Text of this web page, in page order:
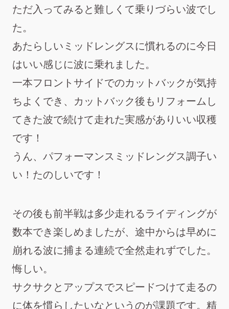
ただ入ってみると難しくて乗りづらい波でし
た。
あたらしいミッドレングスに慣れるのに今日
はいい感じに波に乗れました。
一本フロントサイドでのカットバックが気持
ちよくでき、カットバック後もリフォームし
てきた波で続けて走れた実感がありいい収穫
です！
うん、パフォーマンスミッドレングス調子い
い！たのしいです！
その後も前半戦は多少走れるライディングが
数本でき楽しめましたが、途中からは早めに
崩れる波に捕まる連続で全然走れずでした。
悔しい。
サクサクとアップスでスピードつけて走るの
に体を慣らしたいなというのが課題です。精